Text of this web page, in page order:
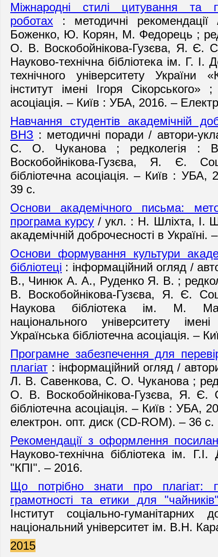
Міжнародні стилі цитування та
роботах : методичні
Боженко, Ю. Корян, М. Федорець ;
О. В. Воскобойнікова-Гузєва, Я.
Науково-технічна бібліотека ім. Г. І.
технічного університету України
інститут імені Ігоря Сікорського»
асоціація. – Київ : УБА, 2016. –
Навчання студентів академічній
ВНЗ : методичні поради / автори-
С. О. Чуканова ; редколегія
Воскобойнікова-Гузєва, Я. Є.
бібліотечна асоціація. – Київ :
39 с.
Основи академічного письма:
програма курсу / укл. : Н. Шліхта, І.
академічній доброчесності в
Основи формування культури
бібліотеці : інформаційний огляд /
В., Чинюк А. А., Руденко Я. В. ;
В. Воскобойнікова-Гузєва, Я. Є.
Наукова бібліотека ім. М.
національного університету
Українська бібліотечна асоціація. –
Програмне забезпечення для
плагіат : інформаційний огляд /
Л. В. Савенкова, С. О. Чуканова ;
О. В. Воскобойнікова-Гузєва, Я. Є.
бібліотечна асоціація. – Київ : УБА,
електрон. опт. диск (CD-ROM). – 36 с.
Рекомендації з оформлення
Науково-технічна бібліотека ім.
"КПІ". – 2016.
Що потрібно знати про плагіат:
грамотності та етики для
Інститут соціально-гуманітарних
національний університет ім. В.Н.
2015